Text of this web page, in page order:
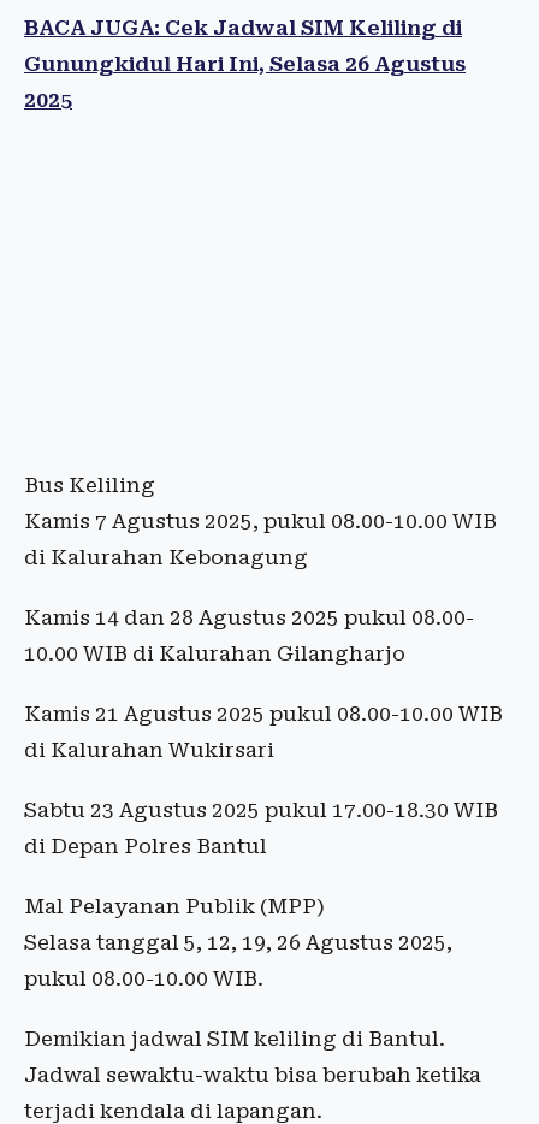
BACA JUGA: Cek Jadwal SIM Keliling di
Gunungkidul Hari Ini, Selasa 26 Agustus
2025
Bus Keliling
Kamis 7 Agustus 2025, pukul 08.00-10.00 WIB
di Kalurahan Kebonagung
Kamis 14 dan 28 Agustus 2025 pukul 08.00-
10.00 WIB di Kalurahan Gilangharjo
Kamis 21 Agustus 2025 pukul 08.00-10.00 WIB
di Kalurahan Wukirsari
Sabtu 23 Agustus 2025 pukul 17.00-18.30 WIB
di Depan Polres Bantul
Mal Pelayanan Publik (MPP)
Selasa tanggal 5, 12, 19, 26 Agustus 2025,
pukul 08.00-10.00 WIB.
Demikian jadwal SIM keliling di Bantul.
Jadwal sewaktu-waktu bisa berubah ketika
terjadi kendala di lapangan.